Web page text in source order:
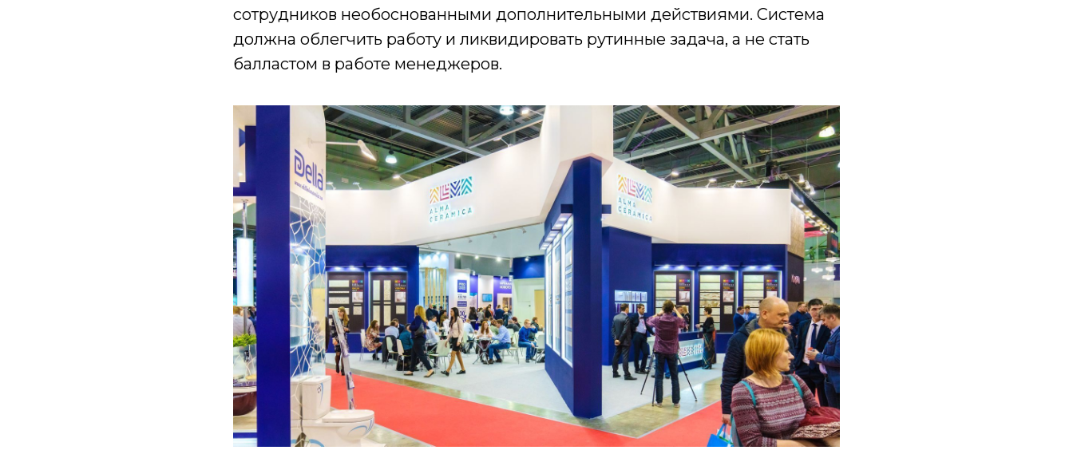
сотрудников необоснованными дополнительными действиями. Система
должна облегчить работу и ликвидировать рутинные задача, а не стать
балластом в работе менеджеров.